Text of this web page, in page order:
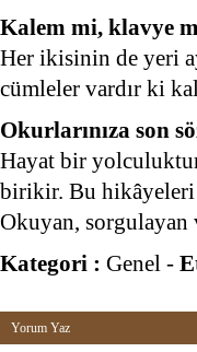
Kalem mi, klavye
Her ikisinin de yeri
cümleler vardır ki
Okurlarınıza son
Hayat bir
birikir. Bu hikâyeleri
Okuyan, sorgulayan
Kategori : Genel -
Yorum Yaz